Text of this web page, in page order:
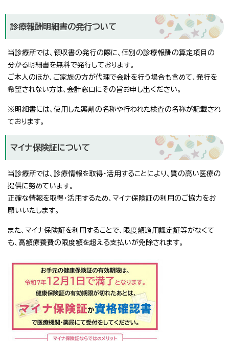
診療報酬明細書の発行ついて
当診療所では、領収書の発行の際に、個別の診療報酬の算定項目の
分かる明細書を無料で発行しております。
ご本人のほか、ご家族の方が代理で会計を行う場合も含めて、発行を
希望されない方は、会計窓口にその旨お申し出ください。
※明細書には、使用した薬剤の名称や行われた検査の名称が記載され
ております。
マイナ保険証について
当診療所では、診療情報を取得・活用することにより、質の高い医療の
提供に努めています。
正確な情報を取得・活用するため、マイナ保険証の利用のご協力をお
願いいたします。
また、マイナ保険証を利用することで、限度額適用認定証等がなくて
も、高額療養費の限度額を超える支払いが免除されます。